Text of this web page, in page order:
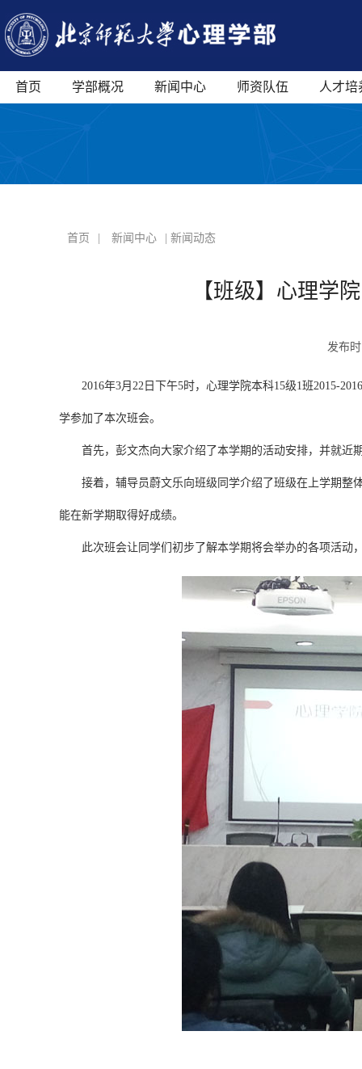
首页 学部概况 新闻中心 师资队伍 人才培
首页 新闻中心 | 新闻动态
【班级】心理学
发布
2016年3月22日下午5时，心理学院本科15级1班2015-
学参加了本次班会。
首先，彭文杰向大家介绍了本学期的活动安排，并就近
接着，辅导员蔚文乐向班级同学介绍了班级在上学期整
能在新学期取得好成绩。
此次班会让同学们初步了解本学期将会举办的各项活动